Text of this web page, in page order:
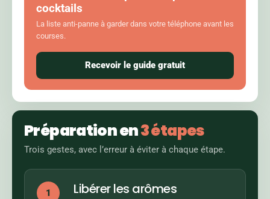
cocktails
La liste anti-panne à garder dans votre téléphone avant les
courses.
Recevoir le guide gratuit
Préparation en3 étapes
Trois gestes, avec l’erreur à éviter à chaque étape.
1 Libérer les arômes